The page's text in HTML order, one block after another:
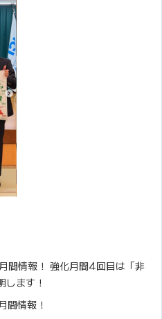
間情報！ 強化月間4回目は「非
します！
間情報！